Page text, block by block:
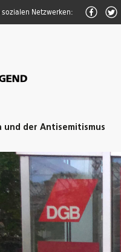
sozialen Netzwerken:
und der Antisemitismus